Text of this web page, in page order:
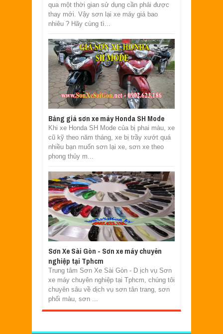
qua một thời gian sử dụng cần phải được
thay mới. Vậy sơn lại xe máy giá bao
nhiêu ? Hãy cùng tì...
Bảng giá sơn xe máy Honda SH Mode
Khi xe Honda SH Mode của bị phai màu, xe
cũ kỹ theo năm tháng, xe bị trầy xướt quá
nhiều bạn muốn sơn lại xe, sơn xe theo
phong thủy m...
Sơn Xe Sài Gòn - Sơn xe máy chuyên
nghiệp tại Tphcm
Trung tâm Sơn Xe Sài Gòn - D ịch vụ Sơn
xe máy chuyên nghiệp tại Tphcm, chúng tôi
chuyên sâu về dịch vụ sơn tân trang, sơn
phối màu, sơn ...